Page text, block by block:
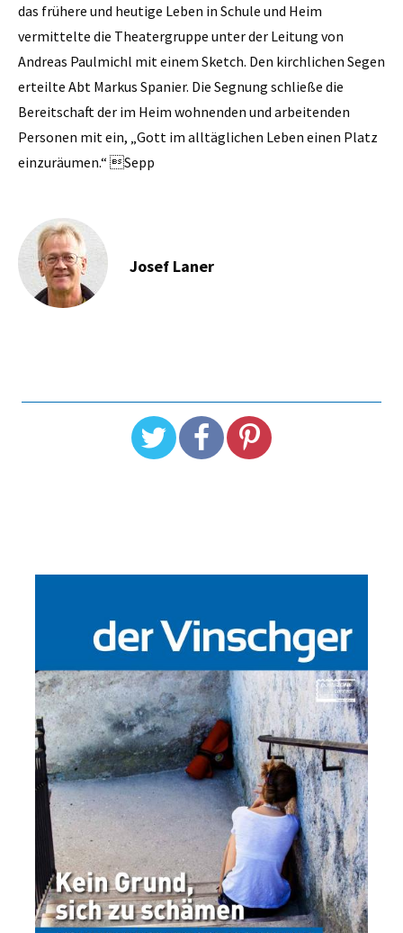
das frühere und heutige Leben in Schule und Heim
vermittelte die Theatergruppe unter der Leitung von
Andreas Paulmichl mit einem Sketch. Den kirchlichen Segen
erteilte Abt Markus Spanier. Die Segnung schließe die
Bereitschaft der im Heim wohnenden und arbeitenden
Personen mit ein, „Gott im alltäglichen Leben einen Platz
einzuräumen.“ Sepp
Josef Laner